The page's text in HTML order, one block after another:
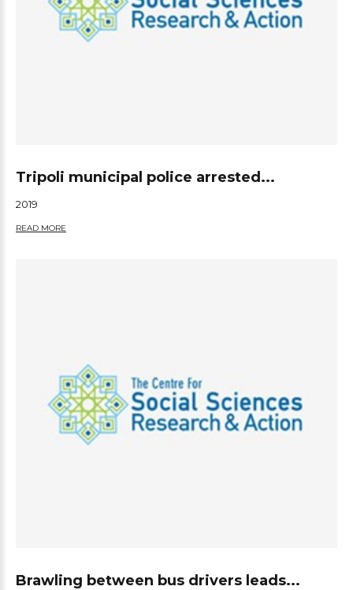
Tripoli municipal police arrested...
2019
READ MORE
Brawling between bus drivers leads...